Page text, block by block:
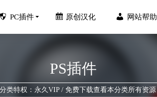
PC插件 原创汉化 网站帮助
PS插件
分类特权：永久VIP / 免费下载查看本分类所有资源